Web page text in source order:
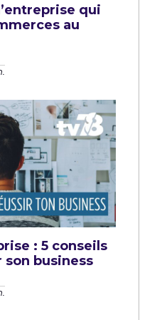
qui
au
: 5 conseils
business